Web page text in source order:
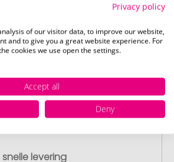
en goedkeuring
ons een gratis
starten wij direct
levering
Privacy policy
of our visitor data, to improve our website,
and to give you a great website experience. For
cookies we use open the settings.
Accept all
Deny